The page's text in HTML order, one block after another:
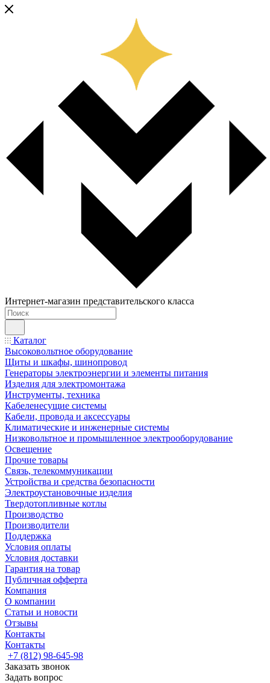
Интернет-магазин представительского класса
Каталог
Высоковольтное оборудование
Щиты и шкафы, шинопровод
Генераторы электроэнергии и элементы питания
Изделия для электромонтажа
Инструменты, техника
Кабеленесущие системы
Кабели, провода и аксессуары
Климатические и инженерные системы
Низковольтное и промышленное электрооборудование
Освещение
Прочие товары
Связь, телекоммуникации
Устройства и средства безопасности
Электроустановочные изделия
Твердотопливные котлы
Производство
Производители
Поддержка
Условия оплаты
Условия доставки
Гарантия на товар
Публичная офферта
Компания
О компании
Статьи и новости
Отзывы
Контакты
Контакты
+7 (812) 98-645-98
Заказать звонок
Задать вопрос